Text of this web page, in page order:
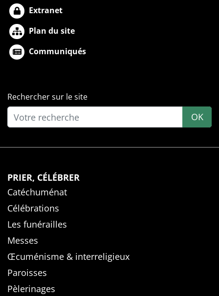
Extranet
Plan du site
Communiqués
Rechercher sur le site
OK
PRIER, CÉLÉBRER
Catéchuménat
Célébrations
Les funérailles
Messes
Œcuménisme & interreligieux
Paroisses
Pèlerinages